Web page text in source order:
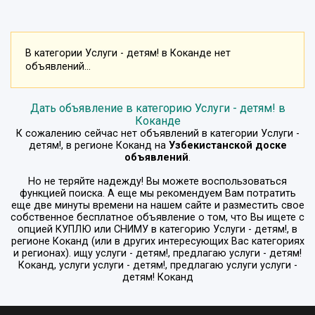
В категории Услуги - детям! в Коканде нет
объявлений...
Дать объявление в категорию Услуги - детям! в
Коканде
К сожалению сейчас нет объявлений в категории Услуги -
детям!, в регионе Коканд на Узбекистанской доске
объявлений.
Но не теряйте надежду! Вы можете воспользоваться
функцией поиска. А еще мы рекомендуем Вам потратить
еще две минуты времени на нашем сайте и разместить свое
собственное бесплатное объявление о том, что Вы ищете с
опцией КУПЛЮ или СНИМУ в категорию Услуги - детям!, в
регионе Коканд (или в других интересующих Вас категориях
и регионах). ищу услуги - детям!, предлагаю услуги - детям!
Коканд, услуги услуги - детям!, предлагаю услуги услуги -
детям! Коканд